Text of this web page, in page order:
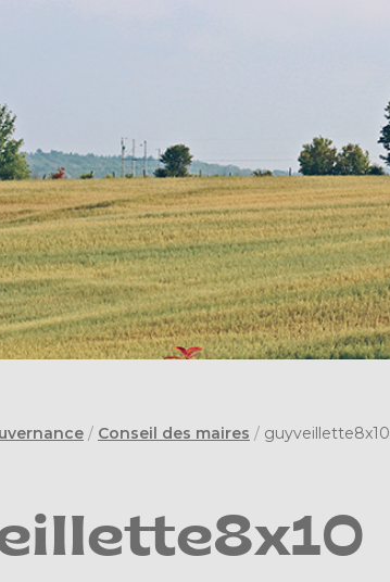
/ Conseil des maires / guyveillette8x10